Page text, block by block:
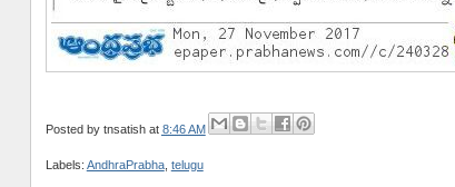
Posted by tnsatish at 8:46 AM
Labels: AndhraPrabha, telugu